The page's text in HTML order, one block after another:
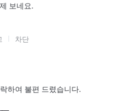
보네요.
차단
하여 불편 드렸습니다.